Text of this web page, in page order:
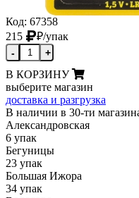
Код: 67358
215
₽/упак
- +
В КОРЗИНУ
выберите магазин
доставка и разгрузка
В наличии в 30-ти
Александровская
6 упак
Бегуницы
23 упак
Большая Ижора
34 упак